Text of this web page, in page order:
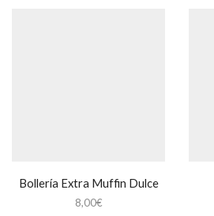
Bollería Extra Muffin Dulce
8,00€